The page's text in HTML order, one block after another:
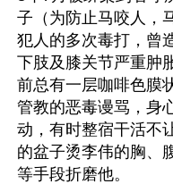
子（为防止马咬人，
犯人的多次毒打，曾
下肢及膝关节严重肿
前总有一层咖啡色膜
管教的恶毒谩骂，身
动，有时整宿干活不
的盆子烫李伟的胸、
等手段折磨他。